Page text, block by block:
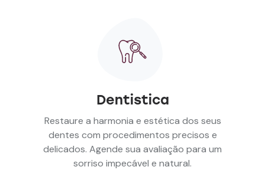
Dentistica
Restaure a harmonia e estética dos seus
dentes com procedimentos precisos e
delicados. Agende sua avaliação para um
sorriso impecável e natural.